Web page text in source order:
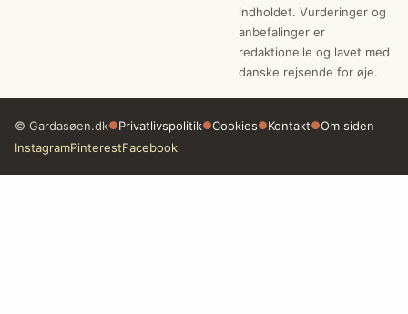
indholdet. Vurderinger og
anbefalinger er
redaktionelle og lavet med
danske rejsende for øje.
© Gardasøen.dk●Privatlivspolitik●Cookies●Kontakt●Om siden
InstagramPinterestFacebook